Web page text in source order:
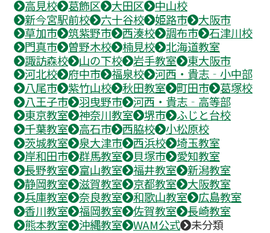
高見校
葛飾区 大田区
中山校
新今宮駅前校
六十谷校 姫路市
大阪市
草加市
筑紫野市 西湊校 調布市
石津川校
門真市
曽野木校 楠見校
北海道教室
諏訪森校
山の下校 岩手教室
東大阪市
河北校
府中市 福泉校
河西・貴志‐小中部
八尾市
紫竹山校 秋田教室 町田市
葛塚校
八王子市
羽曳野市
河西・貴志‐高等部
東京教室
神奈川教室 堺市
ふじと台校
千葉教室
高石市 西脇校
小松原校
茨城教室
泉大津市 西浜校
埼玉教室
岸和田市
群馬教室 貝塚市
愛知教室
長野教室
富山教室 福井教室
新潟教室
静岡教室
滋賀教室 京都教室
大阪教室
兵庫教室
奈良教室 和歌山教室
広島教室
香川教室
福岡教室 佐賀教室
長崎教室
熊本教室
沖縄教室 WAM公式 未分類